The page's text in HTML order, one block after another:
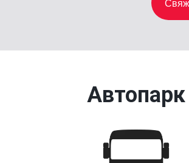
Автопарк